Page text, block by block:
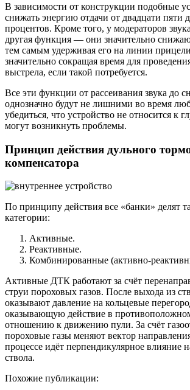
В зависимости от конструкции подобные
снижать энергию отдачи от двадцати пяти
процентов. Кроме того, у модераторов
другая функция — они значительно
тем самым удерживая его на линии
значительно сокращая время для
выстрела, если такой потребуется.
Все эти функции от рассеивания звука до
однозначно будут не лишними во время
убедиться, что устройство не относится к
могут возникнуть проблемы.
Принцип действия дульного
компенсатора
По принципу действия все «банки» делят
категории:
Активные.
Реактивные.
Комбинированные (активно-
Активные ДТК работают за счёт
струи пороховых газов. После выхода из
оказывают давление на кольцевые
оказывающую действие в
отношению к движению пули. За счёт
пороховые газы меняют вектор
процессе идёт перпендикулярное влияние
ствола.
Похожие публикации: